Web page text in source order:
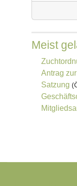
Meist
Antrag
Satzung